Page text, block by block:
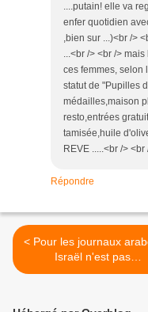
....putain! elle va
enfer quotidien
,bien sur ...)<br />
...<br /> <br />
ces femmes, selon
statut de "Pupilles
médailles,maison
resto,entrées
tamisée,huile
REVE .....<br /> <br
Répondre
< Pour les journaux arabes,
Israël n'est pas
impressionné par